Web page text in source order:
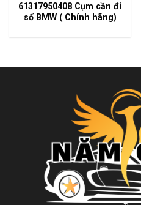
61317950408 Cụm cần đi
số BMW ( Chính hãng)